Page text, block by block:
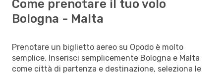
Come prenotare il tuo volo
Bologna - Malta
Prenotare un biglietto aereo su Opodo è molto
semplice. Inserisci semplicemente Bologna e Malta
come città di partenza e destinazione, seleziona le